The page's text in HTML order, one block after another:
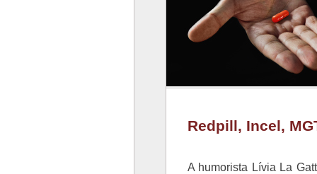
Redpill, Incel,
A humorista Lívia La